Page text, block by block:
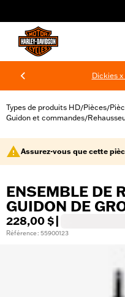
Dickies
Types de produits HD/Pièces/
Guidon et commandes/
Assurez-vous que cette
ENSEMBLE DE
GUIDON DE
228,00 $
Référence : 55900123